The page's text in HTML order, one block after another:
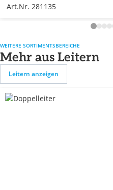
Art.Nr. 281135
WEITERE SORTIMENTSBEREICHE
Mehr aus Leitern
Leitern anzeigen